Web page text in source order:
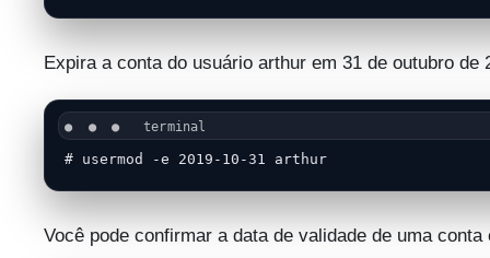
Expira a conta do usuário arthur em 31 de outubro de
# usermod -e 2019-10-31 arthur
Você pode confirmar a data de validade de uma